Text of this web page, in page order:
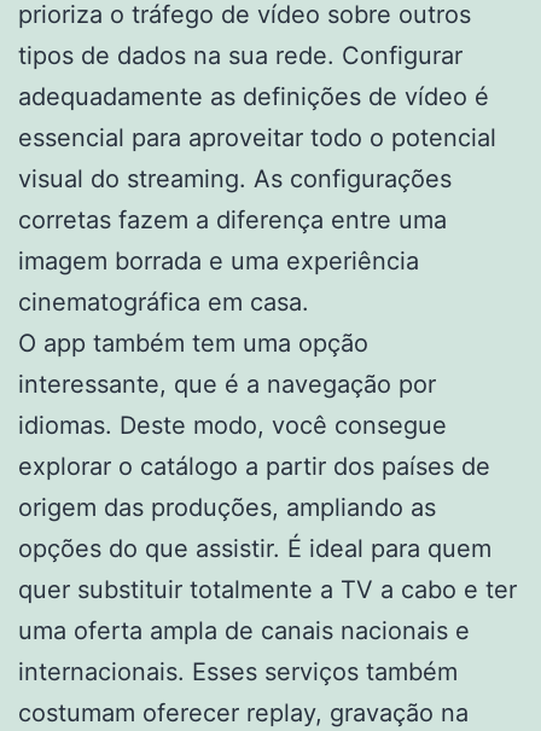
prioriza o tráfego de vídeo sobre outros
tipos de dados na sua rede. Configurar
adequadamente as definições de vídeo é
essencial para aproveitar todo o potencial
visual do streaming. As configurações
corretas fazem a diferença entre uma
imagem borrada e uma experiência
cinematográfica em casa.
O app também tem uma opção
interessante, que é a navegação por
idiomas. Deste modo, você consegue
explorar o catálogo a partir dos países de
origem das produções, ampliando as
opções do que assistir. É ideal para quem
quer substituir totalmente a TV a cabo e ter
uma oferta ampla de canais nacionais e
internacionais. Esses serviços também
costumam oferecer replay, gravação na